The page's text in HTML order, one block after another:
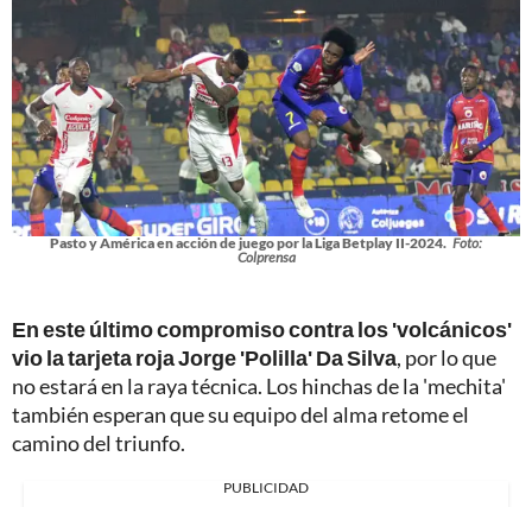
Pasto y América en acción de juego por la Liga Betplay II-2024. Foto:
Colprensa
En este último compromiso contra los 'volcánicos'
vio la tarjeta roja Jorge 'Polilla' Da Silva, por lo que
no estará en la raya técnica. Los hinchas de la 'mechita'
también esperan que su equipo del alma retome el
camino del triunfo.
PUBLICIDAD